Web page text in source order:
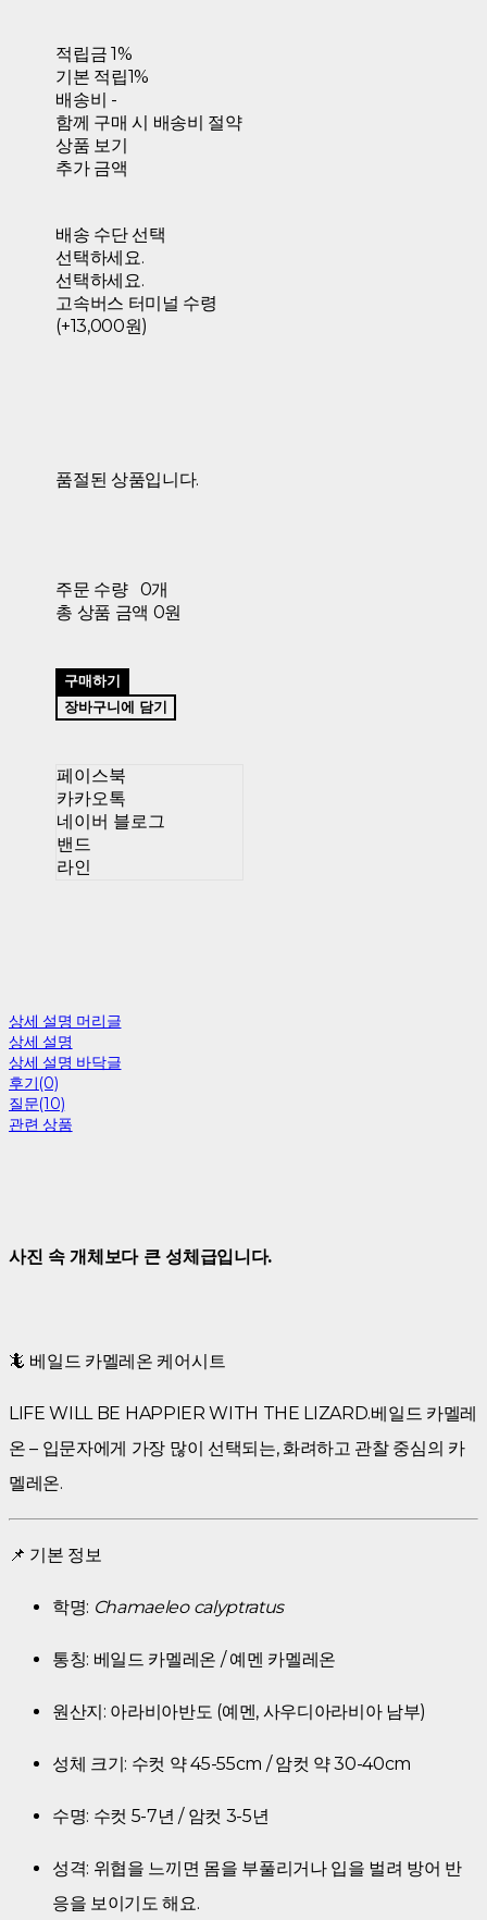
적립금 1%
기본 적립1%
배송비 -
함께 구매 시 배송비 절약
상품 보기
추가 금액
배송 수단 선택
선택하세요.
선택하세요.
고속버스 터미널 수령
(+13,000원)
품절된 상품입니다.
주문 수량
0개
총 상품 금액 0원
구매하기
장바구니에 담기
페이스북
카카오톡
네이버 블로그
밴드
라인
상세 설명 머리글
상세 설명
상세 설명 바닥글
후기(0)
질문(10)
관련 상품
사진 속 개체보다 큰 성체급입니다.
🦎 베일드 카멜레온 케어시트
LIFE WILL BE HAPPIER WITH THE LIZARD.베일드 카멜레
온 – 입문자에게 가장 많이 선택되는, 화려하고 관찰 중심의 카
멜레온.
📌 기본 정보
학명: Chamaeleo calyptratus
통칭: 베일드 카멜레온 / 예멘 카멜레온
원산지: 아라비아반도 (예멘, 사우디아라비아 남부)
성체 크기: 수컷 약 45-55cm / 암컷 약 30-40cm
수명: 수컷 5-7년 / 암컷 3-5년
성격: 위협을 느끼면 몸을 부풀리거나 입을 벌려 방어 반
응을 보이기도 해요.